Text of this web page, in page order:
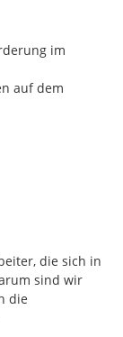
im
auf dem
die sich in
sind wir
die